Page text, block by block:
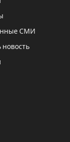
СМИ
новость